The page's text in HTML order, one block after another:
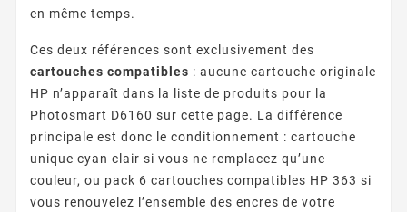
en même temps.
Ces deux références sont exclusivement des
cartouches compatibles : aucune cartouche originale
HP n’apparaît dans la liste de produits pour la
Photosmart D6160 sur cette page. La différence
principale est donc le conditionnement : cartouche
unique cyan clair si vous ne remplacez qu’une
couleur, ou pack 6 cartouches compatibles HP 363 si
vous renouvelez l’ensemble des encres de votre